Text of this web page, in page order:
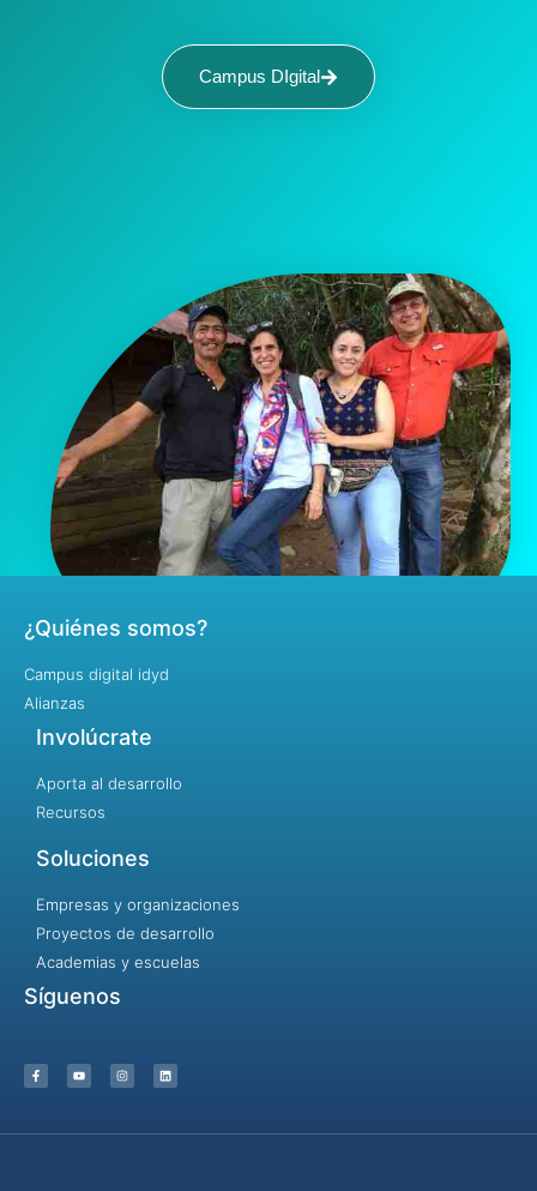
Campus DIgital
¿Quiénes somos?
Campus digital idyd
Alianzas
Involúcrate
Aporta al desarrollo
Recursos
Soluciones
Empresas y organizaciones
Proyectos de desarrollo
Academias y escuelas
Síguenos